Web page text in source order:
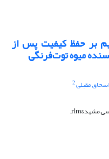
بر حفظ کیفیت پس از
میوه توت‌فرنگی
اسحاق مقبلی2